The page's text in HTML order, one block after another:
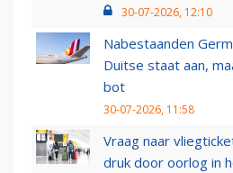
30-07-2026, 12:10
Nabestaanden
Duitse staat aan,
bot
30-07-2026, 11:58
Vraag naar
druk door oorlog in